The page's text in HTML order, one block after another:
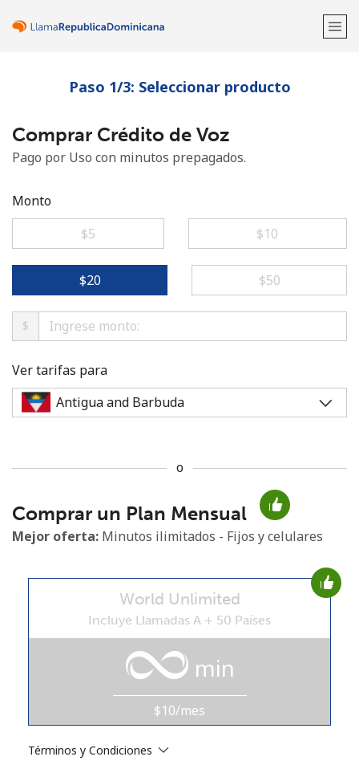
¡Bienvenido!
¿Ya tienes una cuenta?Inicia sesión →
No se ha creado una contraseña
Mínimo 8 caracteres
Una letra mayúscula y una minúscula
Un número
estosTérminos y condiciones.
Paso 1/3: Seleccionar producto
Comprar Crédito de Voz
Pago por Uso con minutos prepagados.
Monto
⁦$5⁩
⁦$10⁩
⁦$20⁩ ⁦$50⁩
$
Ver tarifas para
o
Comprar un Plan Mensual
Mejor oferta: Minutos ilimitados - Fijos y celulares
World Unlimited
Incluye Llamadas A + 50 Países
min
$10/mes
Términos y Condiciones